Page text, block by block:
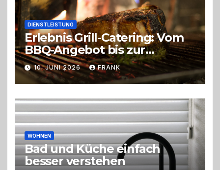
DIENSTLEISTUNG
Erlebnis Grill-Catering: Vom
BBQ-Angebot bis zur
perfekten Eventorganisation
Trend zu Outdoor-Events,
Erlebnisgastronomie und
Live-Cooking
10. JUNI 2026 FRANK
WOHNEN
Bad und Küche einfach
besser verstehen